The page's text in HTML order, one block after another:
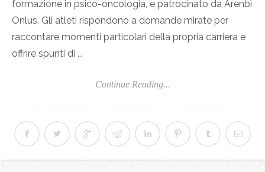
formazione in psico-oncologia, e patrocinato da Arenbì
Onlus. Gli atleti rispondono a domande mirate per
raccontare momenti particolari della propria carriera e
offrire spunti di ...
Continue Reading...